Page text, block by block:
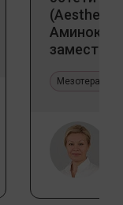
(Aesthetic
Мезотерапия